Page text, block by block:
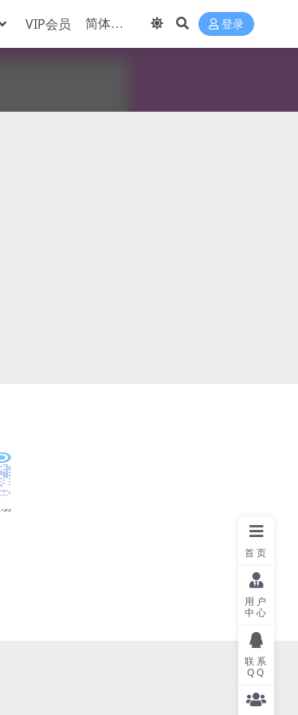
VIP会员 登录
首页
用户
中心
联系
QQ